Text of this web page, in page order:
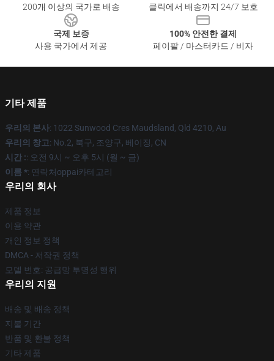
200개 이상의 국가로 배송
클릭에서 배송까지 24/7 보호
국제 보증
사용 국가에서 제공
100% 안전한 결제
페이팔 / 마스터카드 / 비자
기타 제품
우리의 본사: 1022 Sunwood Cres Maudsland, Qld 4210, Au
우리의 창고: No.2, 북구, 조양구, 베이징, CN
시간 :: 오전 9시 ~ 오후 5시 (월 ~ 금)
이름 *: 연락처oppai카테고리
우리의 회사
제품 정보
이용 약관
개인 정보 정책
DMCA - 저작권 정책
모델 번호: 공급망 투명성 행위
우리의 지원
배송 및 배송 정책
지불 기간
반품 및 환불 정책
기타 제품